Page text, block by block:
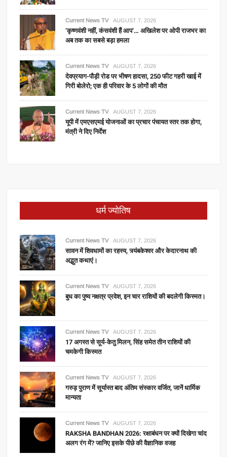
Current News TV AUGUST 7, 2026
‘कृष्णवंशी नहीं, कंसवंशी हैं आप’… अखिलेश पर ओपी राजभर का
अब तक का सबसे बड़ा हमला
Current News TV AUGUST 7, 2026
देवप्रयाग-पौड़ी रोड पर भीषण हादसा, 250 फीट गहरी खाई में
गिरी बोलेरो; एक ही परिवार के 5 लोगों की मौत
Current News TV AUGUST 7, 2026
यूपी में एमएसएमई योजनाओं का प्रचार पंचायत स्तर तक होगा,
मंत्री ने दिए निर्देश
धर्म ज्योतिष
Current News TV AUGUST 7, 2026
सावन में शिवधामों का रहस्य, त्र्यंबकेश्वर और केदारनाथ की
अद्भुत कथाएं।
Current News TV AUGUST 7, 2026
बुध का पुष्य नक्षत्र प्रवेश, इन चार राशियों की बदलेगी किस्मत।
Current News TV AUGUST 7, 2026
17 अगस्त से सूर्य-केतु मिलन, सिंह समेत तीन राशियों की
चमकेगी किस्मत
Current News TV AUGUST 7, 2026
गरुड़ पुराण में सूर्यास्त बाद अंतिम संस्कार वर्जित, जानें धार्मिक
मान्यता
Current News TV AUGUST 7, 2026
RAKSHA BANDHAN 2026: रक्षाबंधन पर क्यों दिखेगा चांद
अलग रंग में? जानिए इसके पीछे की वैज्ञानिक वजह